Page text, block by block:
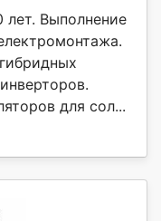
лет. Выполнение
для сол...